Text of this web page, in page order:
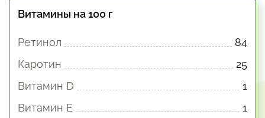
Витамины на 100 г
Ретинол
84
Каротин
25
Витамин D
1
Витамин E
1